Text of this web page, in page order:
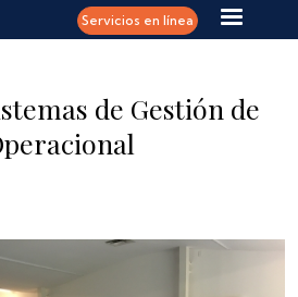
Servicios en línea
de Gestión de